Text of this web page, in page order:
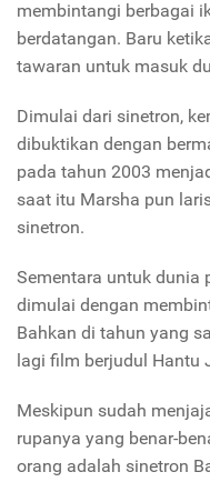
membintangi berbagai
berdatangan. Baru
tawaran untuk masuk
Dimulai dari sinetron,
dibuktikan dengan
pada tahun 2003
saat itu Marsha pun
sinetron.
Sementara untuk dunia
dimulai dengan
Bahkan di tahun yang
lagi film berjudul Hantu
Meskipun sudah
rupanya yang benar-
orang adalah sinetron